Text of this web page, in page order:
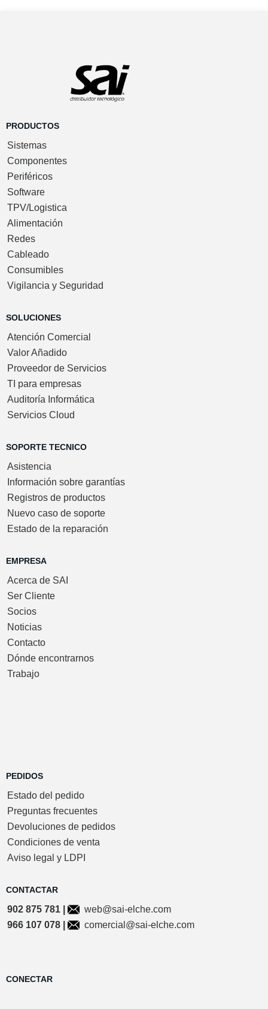
PRODUCTOS
Sistemas
Componentes
Periféricos
Software
TPV/Logistica
Alimentación
Redes
Cableado
Consumibles
Vigilancia y Seguridad
SOLUCIONES
Atención Comercial
Valor Añadido
Proveedor de Servicios
TI para empresas
Auditoría Informática
Servicios Cloud
SOPORTE TECNICO
Asistencia
Información sobre garantías
Registros de productos
Nuevo caso de soporte
Estado de la reparación
EMPRESA
Acerca de SAI
Ser Cliente
Socios
Noticias
Contacto
Dónde encontrarnos
Trabajo
PEDIDOS
Estado del pedido
Preguntas frecuentes
Devoluciones de pedidos
Condiciones de venta
Aviso legal y LDPI
CONTACTAR
902 875 781 |
web@sai-elche.com
966 107 078 |
comercial@sai-elche.com
CONECTAR